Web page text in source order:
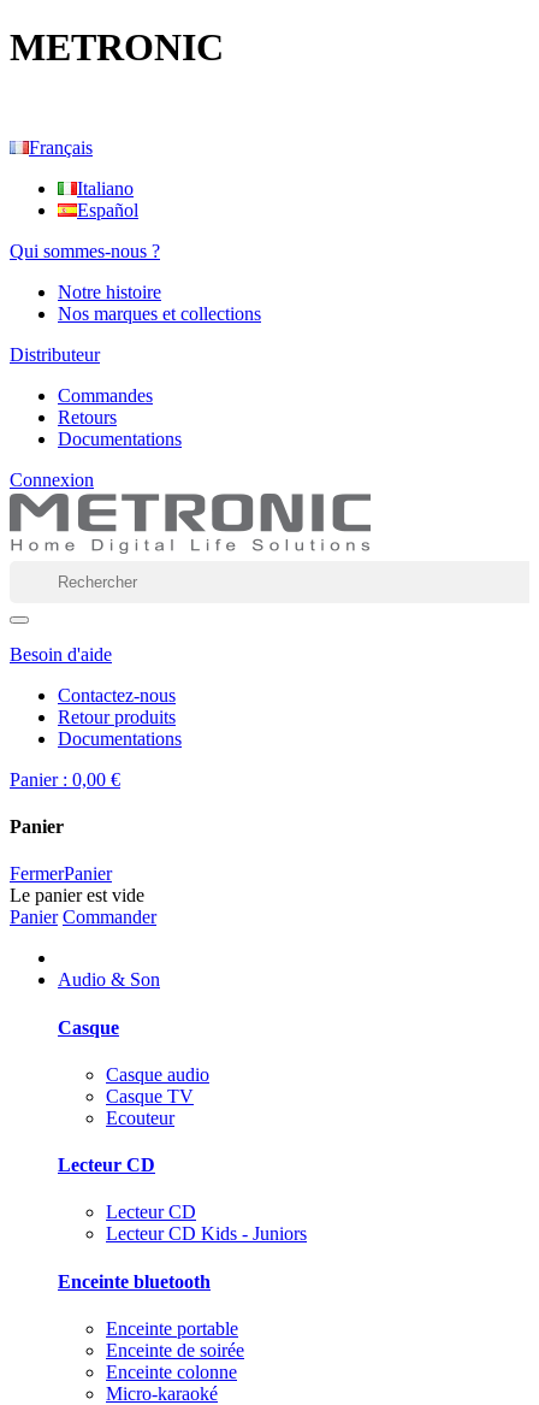
METRONIC
Français
Italiano
Español
Qui sommes-nous ?
Notre histoire
Nos marques et collections
Distributeur
Commandes
Retours
Documentations
Connexion
Besoin d'aide
Contactez-nous
Retour produits
Documentations
Panier : 0,00 €
Panier
FermerPanier
Le panier est vide
Panier Commander
Audio & Son
Casque
Casque audio
Casque TV
Ecouteur
Lecteur CD
Lecteur CD
Lecteur CD Kids - Juniors
Enceinte bluetooth
Enceinte portable
Enceinte de soirée
Enceinte colonne
Micro-karaoké